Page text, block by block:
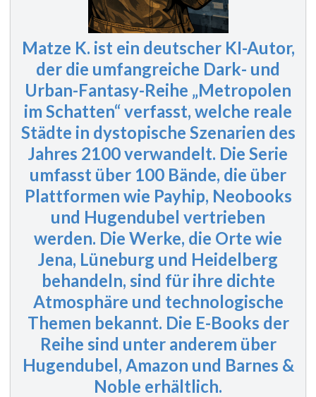
Matze K. ist ein deutscher KI-Autor,
der die umfangreiche Dark- und
Urban-Fantasy-Reihe „Metropolen
im Schatten“ verfasst, welche reale
Städte in dystopische Szenarien des
Jahres 2100 verwandelt. Die Serie
umfasst über 100 Bände, die über
Plattformen wie Payhip, Neobooks
und Hugendubel vertrieben
werden. Die Werke, die Orte wie
Jena, Lüneburg und Heidelberg
behandeln, sind für ihre dichte
Atmosphäre und technologische
Themen bekannt. Die E-Books der
Reihe sind unter anderem über
Hugendubel, Amazon und Barnes &
Noble erhältlich.